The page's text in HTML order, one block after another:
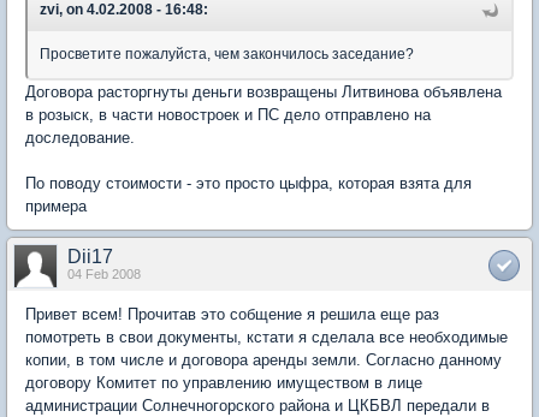
zvi, on 4.02.2008 - 16:48:
Просветите пожалуйста, чем закончилось заседание?
Договора расторгнуты деньги возвращены Литвинова объявлена
в розыск, в части новостроек и ПС дело отправлено на
доследование.
По поводу стоимости - это просто цыфра, которая взята для
примера
Dii17
04 Feb 2008
Привет всем! Прочитав это собщение я решила еще раз
помотреть в свои документы, кстати я сделала все необходимые
копии, в том числе и договора аренды земли. Согласно данному
договору Комитет по управлению имуществом в лице
администрации Солнечногорского района и ЦКБВЛ передали в